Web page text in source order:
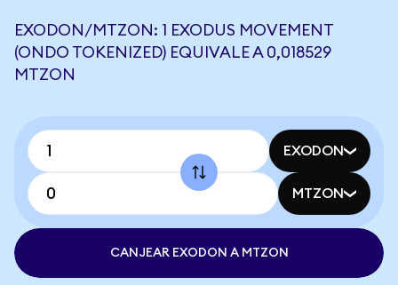
EXODON/MTZON: 1 EXODUS MOVEMENT
(ONDO TOKENIZED) EQUIVALE A 0,018529
MTZON
EXODON
MTZON
CANJEAR EXODON A MTZON